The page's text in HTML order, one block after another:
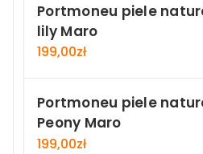
Portmoneu piele
lily Maro
199,00zł
Portmoneu piele
Peony Maro
199,00zł